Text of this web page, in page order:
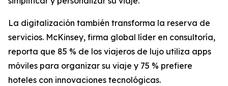
La digitalización también transforma la reserva de
servicios. McKinsey, firma global líder en consultoría,
reporta que 85 % de los viajeros de lujo utiliza apps
móviles para organizar su viaje y 75 % prefiere
hoteles con innovaciones tecnológicas.